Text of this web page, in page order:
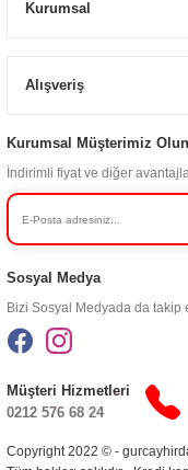
Kurumsal
Alışveriş
Kurumsal Müşterimiz Olun
İndirimli fiyat ve diğer
Sosyal Medya
Bizi Sosyal Medyada da takip
Copyright 2022 © -
Müşteri Hizmetleri
0212 576 68 24